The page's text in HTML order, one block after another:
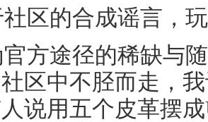
区的合成谣言，
方途径的稀缺与
区中不胫而走，
说用五个皮革摆